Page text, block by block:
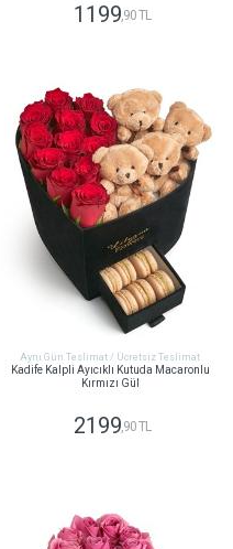
1199,90 TL
Aynı Gün Teslimat / Ücretsiz Teslimat
Kadife Kalpli Ayıcıklı Kutuda Macaronlu
Kırmızı Gül
2199,90 TL